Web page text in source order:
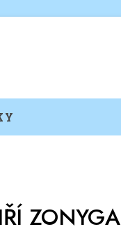
ZONYGA